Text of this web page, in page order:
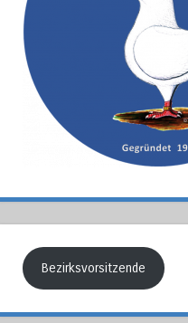
Bezirksvorsitzende